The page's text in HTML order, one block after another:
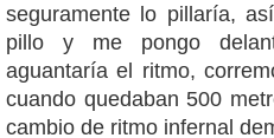
seguramente lo pillaría,
pillo y me pongo
aguantaría el ritmo,
cuando quedaban 500
cambio de ritmo infernal